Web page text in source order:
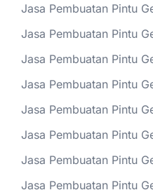
Jasa Pembuatan Pintu
Jasa Pembuatan Pintu
Jasa Pembuatan Pintu
Jasa Pembuatan Pintu
Jasa Pembuatan Pintu
Jasa Pembuatan Pintu
Jasa Pembuatan Pintu
Jasa Pembuatan Pintu